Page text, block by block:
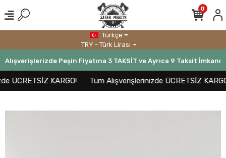
Alışverişlerizde Peşin Fiyatına 3 TAKSİT ve Ayrıca 9 Taksit İmkanı
ÜCRETSİZ KARGO! Tüm Alışverişlerinizde ÜCRETSİZ KARGO!
0
Türkçe
TRY - Türk Lirası